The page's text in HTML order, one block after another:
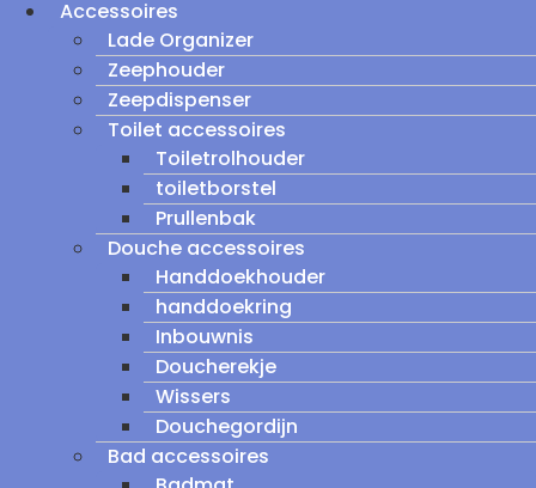
Accessoires
Lade Organizer
Zeephouder
Zeepdispenser
Toilet accessoires
Toiletrolhouder
toiletborstel
Prullenbak
Douche accessoires
Handdoekhouder
handdoekring
Inbouwnis
Doucherekje
Wissers
Douchegordijn
Bad accessoires